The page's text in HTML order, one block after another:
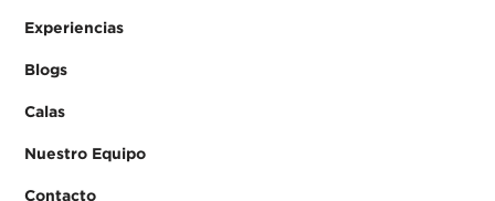
Experiencias
Blogs
Calas
Nuestro Equipo
Contacto